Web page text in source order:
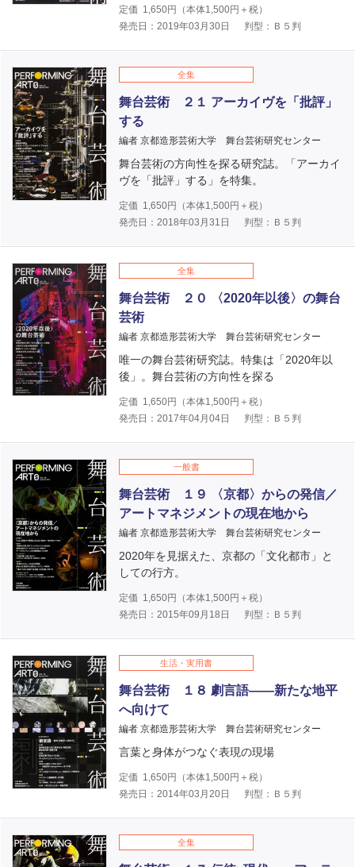
定価 1,650円（本体1,500円＋税）
発売日：2019年03月30日
判型：Ｂ５判
全集
舞台芸術 ２１ アーカイヴを「批評」
する
編者 京都造形芸術大学 舞台芸術研究センター
舞台芸術の方向性を探る研究誌。「アーカイ
ヴを「批評」する」を特集。
定価 1,650円（本体1,500円＋税）
発売日：2018年03月31日
判型：Ｂ５判
全集
舞台芸術 ２０ 〈2020年以後〉の舞台
芸術
編者 京都造形芸術大学 舞台芸術研究センター
唯一の舞台芸術研究誌。特集は「2020年以
後」。舞台芸術の方向性を探る
定価 1,650円（本体1,500円＋税）
発売日：2017年04月04日
判型：Ｂ５判
一般書
舞台芸術 １９ 〈京都〉からの発信／
アートマネジメントの現在地から
編者 京都造形芸術大学 舞台芸術研究センター
2020年を見据えた、京都の「文化都市」と
しての行方。
定価 1,650円（本体1,500円＋税）
発売日：2015年09月18日
判型：Ｂ５判
生活・実用書
舞台芸術 １８ 劇言語――新たな地平
へ向けて
編者 京都造形芸術大学 舞台芸術研究センター
言葉と身体がつなぐ表現の現場
定価 1,650円（本体1,500円＋税）
発売日：2014年03月20日
判型：Ｂ５判
全集